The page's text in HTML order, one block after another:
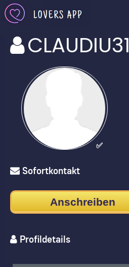
CLAUDIU31
✅
Sofortkontakt
Anschreiben
Profildetails